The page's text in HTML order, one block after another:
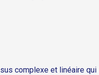
complexe et linéaire